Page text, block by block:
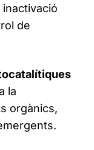
de
la
orgànics,